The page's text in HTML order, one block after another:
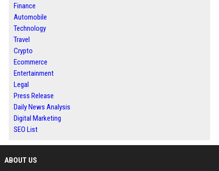
Finance
Automobile
Technology
Travel
Crypto
Ecommerce
Entertainment
Legal
Press Release
Daily News Analysis
Digital Marketing
SEO List
ABOUT US